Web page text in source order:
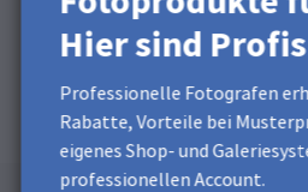
Hier sind
Professionelle Fotografen
Rabatte, Vorteile bei
eigenes Shop- und
professionellen Account.